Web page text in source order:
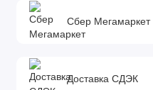
Сбер Мегамаркет
Доставка СДЭК